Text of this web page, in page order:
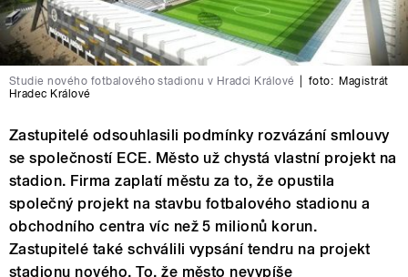
Studie nového fotbalového stadionu v Hradci Králové foto: Magistrát
Hradec Králové
Zastupitelé odsouhlasili podmínky rozvázání smlouvy
se společností ECE. Město už chystá vlastní projekt na
stadion. Firma zaplatí městu za to, že opustila
společný projekt na stavbu fotbalového stadionu a
obchodního centra víc než 5 milionů korun.
Zastupitelé také schválili vypsání tendru na projekt
stadionu nového. To, že město nevypíše